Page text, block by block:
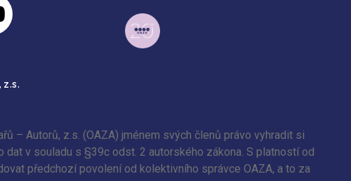
– Autorů, z.s. (OAZA) jménem svých členů právo vyhradit si
v souladu s §39c odst. 2 autorského zákona. S platností od
předchozí povolení od kolektivního správce OAZA, a to za